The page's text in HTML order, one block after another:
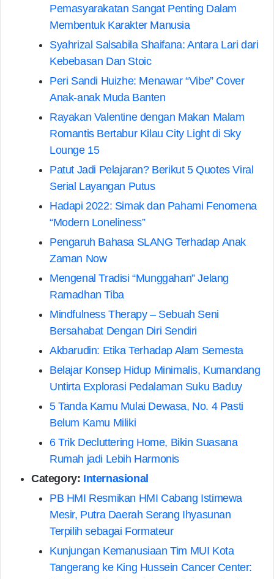
Pemasyarakatan Sangat Penting Dalam
Membentuk Karakter Manusia
Syahrizal Salsabila Shaifana: Antara Lari dari
Kebebasan Dan Stoic
Peri Sandi Huizhe: Menawar “Vibe” Cover
Anak-anak Muda Banten
Rayakan Valentine dengan Makan Malam
Romantis Bertabur Kilau City Light di Sky
Lounge 15
Patut Jadi Pelajaran? Berikut 5 Quotes Viral
Serial Layangan Putus
Hadapi 2022: Simak dan Pahami Fenomena
“Modern Loneliness”
Pengaruh Bahasa SLANG Terhadap Anak
Zaman Now
Mengenal Tradisi “Munggahan” Jelang
Ramadhan Tiba
Mindfulness Therapy – Sebuah Seni
Bersahabat Dengan Diri Sendiri
Akbarudin: Etika Terhadap Alam Semesta
Belajar Konsep Hidup Minimalis, Kumandang
Untirta Explorasi Pedalaman Suku Baduy
5 Tanda Kamu Mulai Dewasa, No. 4 Pasti
Belum Kamu Miliki
6 Trik Decluttering Home, Bikin Suasana
Rumah jadi Lebih Harmonis
Category: Internasional
PB HMI Resmikan HMI Cabang Istimewa
Mesir, Putra Daerah Serang Ihyasunan
Terpilih sebagai Formateur
Kunjungan Kemanusiaan Tim MUI Kota
Tangerang ke King Hussein Cancer Center: